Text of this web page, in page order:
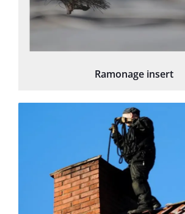
Ramonage insert